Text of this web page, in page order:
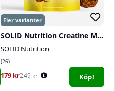
SOLID Nutrition Creatine Monohydrate, 400 g
SOLID Nutrition
26
179 kr249 kr Köp!